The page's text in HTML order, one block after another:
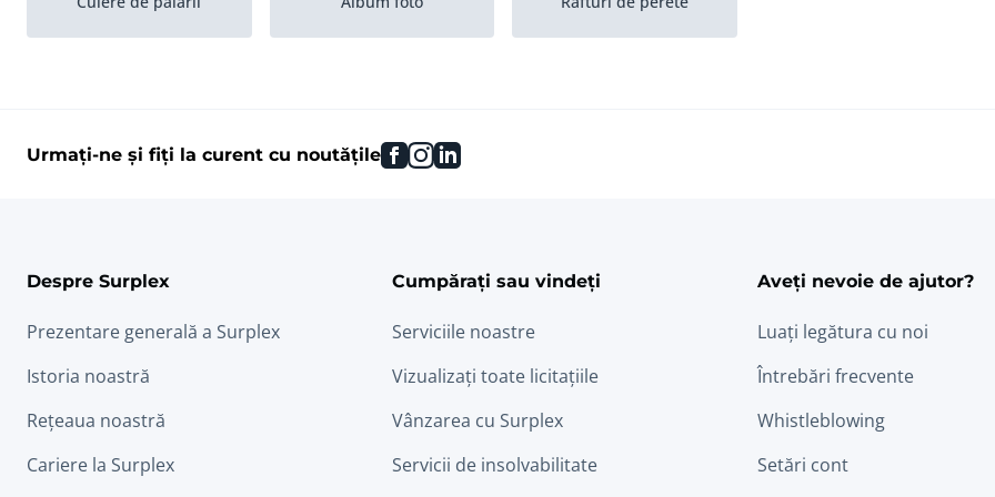
Urmați-ne și fiți la curent cu noutățile facebook
instagram
linkedin
Despre Surplex
Prezentare generală a Surplex
Istoria noastră
Rețeaua noastră
Cariere la Surplex
Cumpărați sau vindeți
Serviciile noastre
Vizualizați toate licitațiile
Vânzarea cu Surplex
Servicii de insolvabilitate
Aveți nevoie de ajutor?
Luați legătura cu noi
Întrebări frecvente
Whistleblowing
Setări cont